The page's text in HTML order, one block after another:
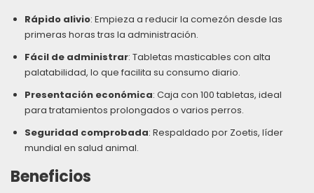
Rápido alivio: Empieza a reducir la comezón desde las
primeras horas tras la administración.
Fácil de administrar: Tabletas masticables con alta
palatabilidad, lo que facilita su consumo diario.
Presentación económica: Caja con 100 tabletas, ideal
para tratamientos prolongados o varios perros.
Seguridad comprobada: Respaldado por Zoetis, líder
mundial en salud animal.
Beneficios